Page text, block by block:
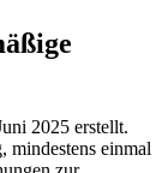
2025 erstellt.
mindestens einmal